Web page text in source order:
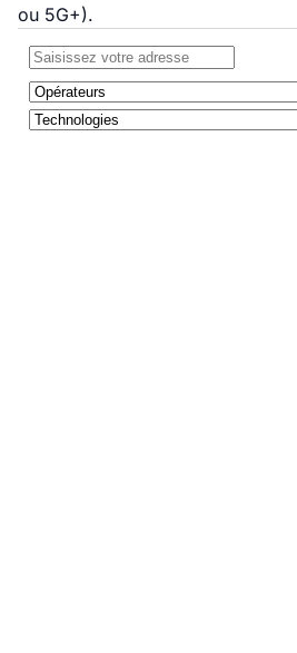
ou 5G+).